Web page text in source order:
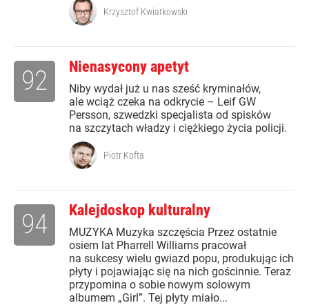
Krzysztof Kwiatkowski
Nienasycony apetyt
Niby wydał już u nas sześć kryminałów,
ale wciąż czeka na odkrycie – Leif GW
Persson, szwedzki specjalista od spisków
na szczytach władzy i ciężkiego życia policji.
92
Piotr Kofta
Kalejdoskop kulturalny
MUZYKA Muzyka szczęścia Przez ostatnie
osiem lat Pharrell Williams pracował
na sukcesy wielu gwiazd popu, produkując ich
płyty i pojawiając się na nich gościnnie. Teraz
przypomina o sobie nowym solowym
albumem „Girl”. Tej płyty miało...
94